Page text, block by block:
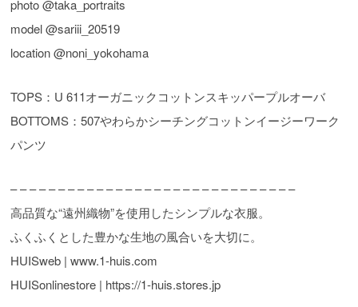
photo @taka_portraits
model @sariii_20519
location @noni_yokohama
TOPS：U 611オーガニックコットンスキッパープルオーバ
BOTTOMS：507やわらかシーチングコットンイージーワーク
パンツ
– – – – – – – – – – – – – – – – – – – – – – – – – – – – – –
高品質な“遠州織物”を使用したシンプルな衣服。
ふくふくとした豊かな生地の風合いを大切に。
HUISweb | www.1-huis.com
HUISonlinestore | https://1-huis.stores.jp